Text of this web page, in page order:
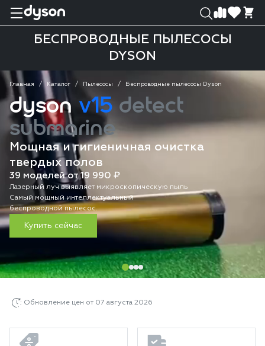
БЕСПРОВОДНЫЕ ПЫЛЕСОСЫ
DYSON
Главная Каталог Пылесосы Беспроводные пылесосы Dyson
dyson v15 detect
submarine
Мощная и гигиеничная очистка
твердых полов
39 моделей от 19 990 ₽
Лазерный луч выявляет микроскопическую пыль
Самый мощный интеллектуальный
беспроводной пылесос.
Купить сейчас
Обновление цен от 07 августа 2026